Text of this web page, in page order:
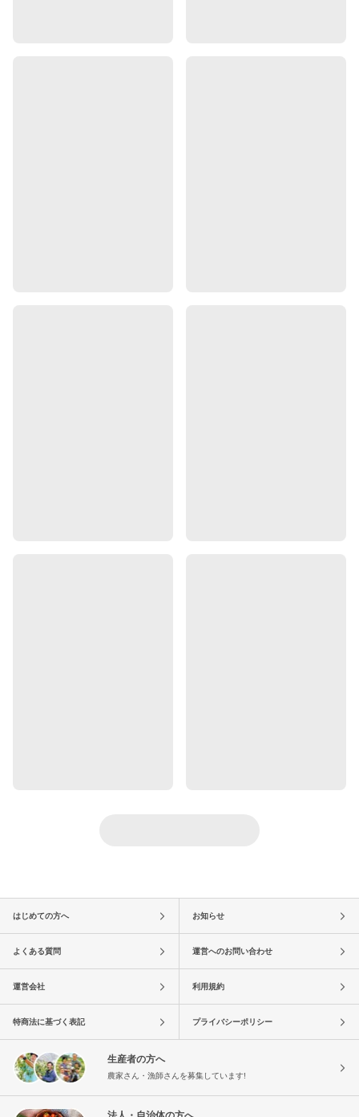
はじめての方へ お知らせ
よくある質問 運営へのお問い合わせ
運営会社 利用規約
特商法に基づく表記 プライバシーポリシー
生産者の方へ
農家さん・漁師さんを募集しています!